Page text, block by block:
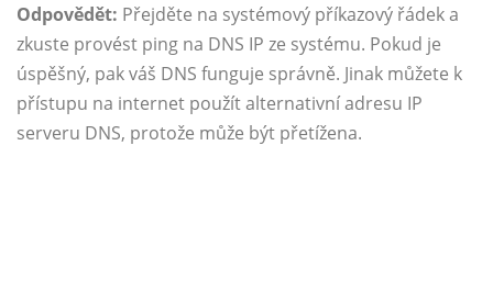
Odpovědět: Přejděte na systémový příkazový řádek a
zkuste provést ping na DNS IP ze systému. Pokud je
úspěšný, pak váš DNS funguje správně. Jinak můžete k
přístupu na internet použít alternativní adresu IP
serveru DNS, protože může být přetížena.